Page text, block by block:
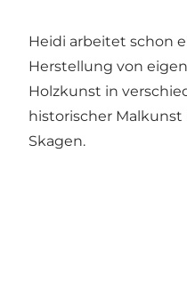
Heidi arbeitet schon
Herstellung von
Holzkunst in
historischer Malkunst
Skagen.